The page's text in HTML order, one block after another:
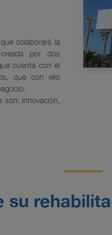
colaborará la
por dos
cuenta con el
que con ello
son: innovación,
su